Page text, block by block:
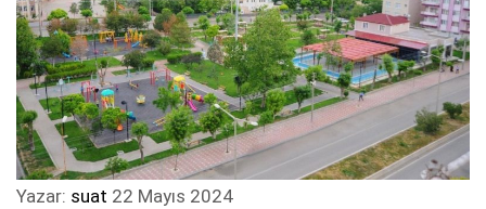
Yazar: suat 22 Mayıs 2024